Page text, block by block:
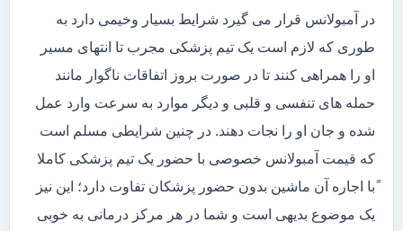
در آمبولانس قرار می گیرد شرایط بسیار وخیمی دارد به
طوری که لازم است یک تیم پزشکی مجرب تا انتهای مسیر
او را همراهی کنند تا در صورت بروز اتفاقات ناگوار مانند
حمله های تنفسی و قلبی و دیگر موارد به سرعت وارد عمل
شده و جان او را نجات دهند. در چنین شرایطی مسلم است
که قیمت آمبولانس خصوصی با حضور یک تیم پزشکی کاملا
ًبا اجاره آن ماشین بدون حضور پزشکان تفاوت دارد؛ این نیز
یک موضوع بدیهی است و شما در هر مرکز درمانی به خوبی